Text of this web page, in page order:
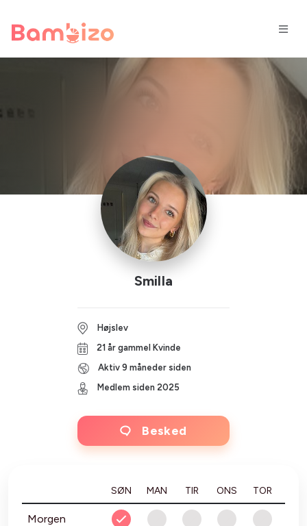
Smilla
Højslev
21 år gammel Kvinde
Aktiv 9 måneder siden
Medlem siden 2025
Besked
SØN MAN TIR ONS TOR
Morgen